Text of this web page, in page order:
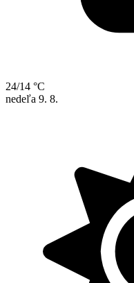
24/14 °C
nedeľa 9. 8.